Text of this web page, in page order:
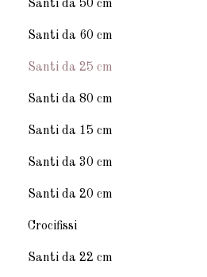
Santi da 50 cm
Santi da 60 cm
Santi da 25 cm
Santi da 80 cm
Santi da 15 cm
Santi da 30 cm
Santi da 20 cm
Crocifissi
Santi da 22 cm